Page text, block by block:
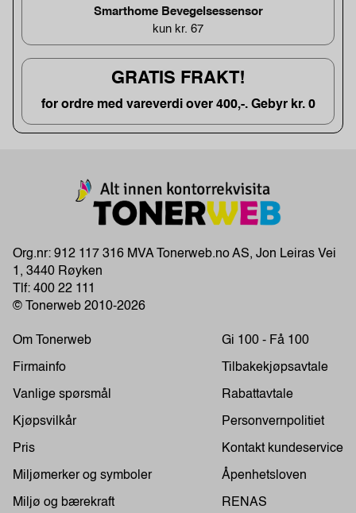
Smarthome Bevegelsessensor
kun kr. 67
GRATIS FRAKT!
for ordre med vareverdi over 400,-. Gebyr kr. 0
Org.nr: 912 117 316 MVA Tonerweb.no AS, Jon Leiras Vei
1, 3440 Røyken
Tlf: 400 22 111
© Tonerweb 2010-2026
Om Tonerweb
Firmainfo
Vanlige spørsmål
Kjøpsvilkår
Pris
Miljømerker og symboler
Miljø og bærekraft
Gi 100 - Få 100
Tilbakekjøpsavtale
Rabattavtale
Personvernpolitiet
Kontakt kundeservice
Åpenhetsloven
RENAS